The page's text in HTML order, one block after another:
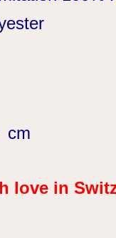
cm
love in